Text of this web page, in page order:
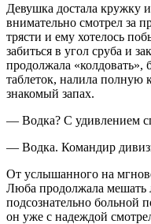
Девушка достала кружку
внимательно смотрел за
трясти и ему хотелось
забиться в угол сруба и
продолжала «колдовать»,
таблеток, налила полную
знакомый запах.
— Водка? С удивлением
— Водка. Командир
От услышанного на
Люба продолжала мешать
подсознательно больной
он уже с надеждой